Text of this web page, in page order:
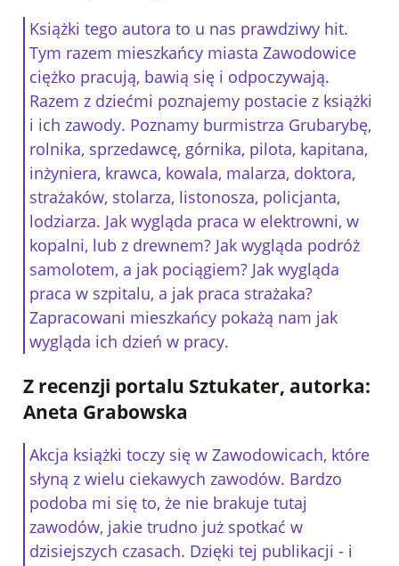
Książki tego autora to u nas prawdziwy hit.
Tym razem mieszkańcy miasta Zawodowice
ciężko pracują, bawią się i odpoczywają.
Razem z dziećmi poznajemy postacie z książki
i ich zawody. Poznamy burmistrza Grubarybę,
rolnika, sprzedawcę, górnika, pilota, kapitana,
inżyniera, krawca, kowala, malarza, doktora,
strażaków, stolarza, listonosza, policjanta,
lodziarza. Jak wygląda praca w elektrowni, w
kopalni, lub z drewnem? Jak wygląda podróż
samolotem, a jak pociągiem? Jak wygląda
praca w szpitalu, a jak praca strażaka?
Zapracowani mieszkańcy pokażą nam jak
wygląda ich dzień w pracy.
Z recenzji portalu Sztukater, autorka:
Aneta Grabowska
Akcja książki toczy się w Zawodowicach, które
słyną z wielu ciekawych zawodów. Bardzo
podoba mi się to, że nie brakuje tutaj
zawodów, jakie trudno już spotkać w
dzisiejszych czasach. Dzięki tej publikacji - i